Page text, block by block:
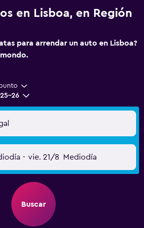
en Lisboa, en Región
para arrendar un auto en Lisboa?
25-26
- vie. 21/8 Mediodía
Buscar